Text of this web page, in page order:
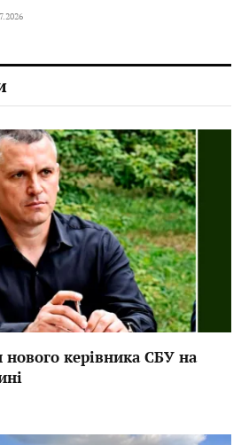
керівника СБУ на